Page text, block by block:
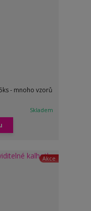
- mnoho vzorů
Skladem
Akce